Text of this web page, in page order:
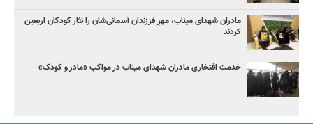
مادران شهدای میناب، مهرِ فرزندان آسمانی‌شان را نثار کودکان اربعین
کردند
خدمت افتخاری مادران شهدای میناب در مواکب «مادر و کودک»